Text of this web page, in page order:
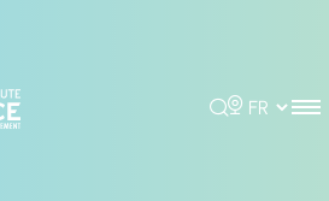
Rechercher
Choisir la